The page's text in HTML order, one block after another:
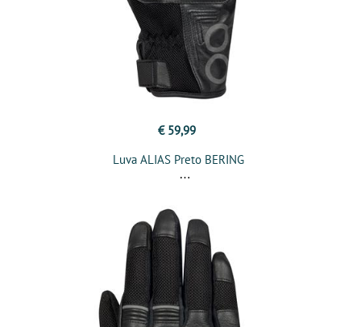
€ 59,99
Luva ALIAS Preto BERING